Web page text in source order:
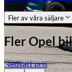
Fler av våra säljare
FlerOpel
Nedsatt pris